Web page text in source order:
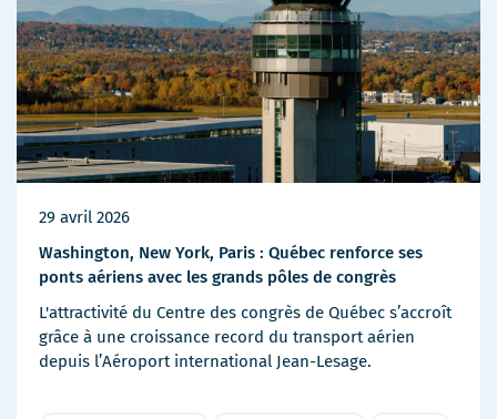
29 avril 2026
Washington, New York, Paris : Québec renforce ses
ponts aériens avec les grands pôles de congrès
L'attractivité du Centre des congrès de Québec s’accroît
grâce à une croissance record du transport aérien
depuis l’Aéroport international Jean-Lesage.